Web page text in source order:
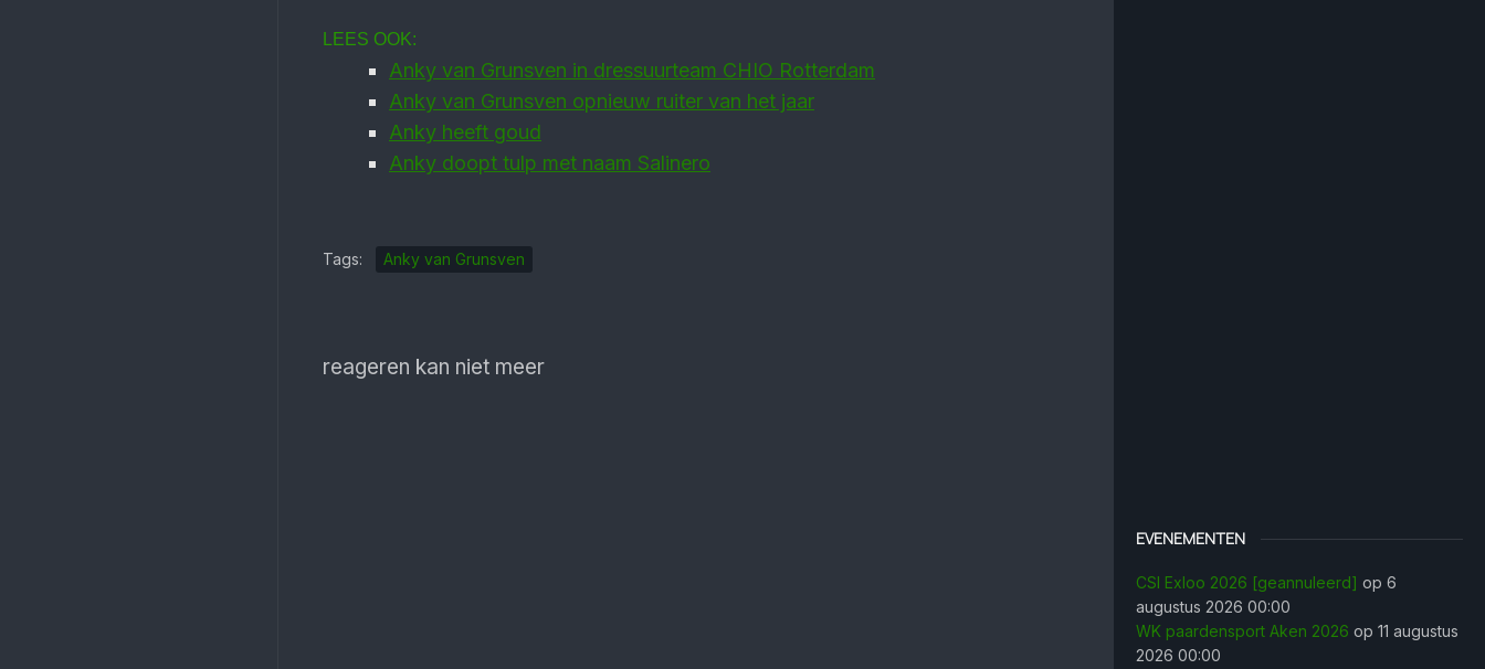
LEES OOK:
Anky van Grunsven in dressuurteam CHIO Rotterdam
Anky van Grunsven opnieuw ruiter van het jaar
Anky heeft goud
Anky doopt tulp met naam Salinero
Tags: Anky van Grunsven
reageren kan niet meer
EVENEMENTEN
CSI Exloo 2026 [geannuleerd] op 6
augustus 2026 00:00
WK paardensport Aken 2026 op 11 augustus
2026 00:00